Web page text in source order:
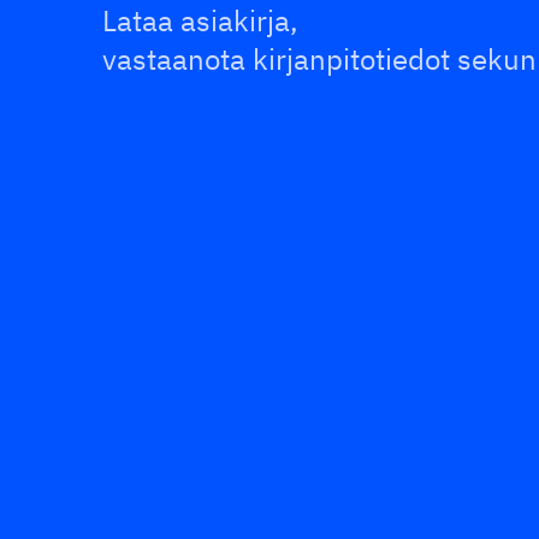
Lataa asiakirja,
vastaanota kirjanpitotiedot